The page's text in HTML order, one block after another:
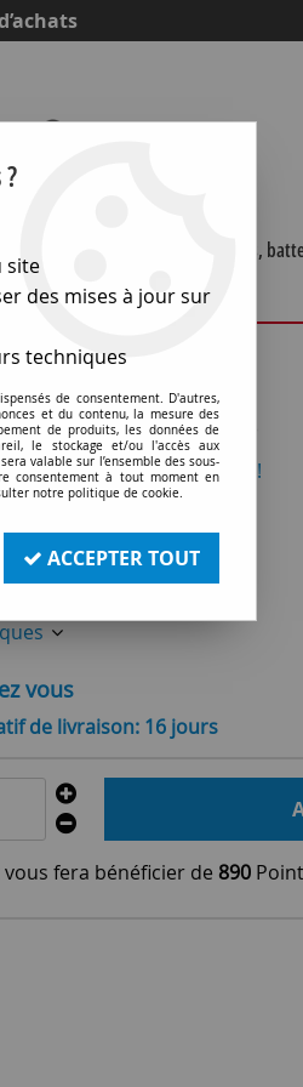
Piles,
pour projection studio video et
200w ddn (130499)
à donner votre avis !
€TTC
vous
de livraison: 16 jours
vous fera bénéficier de 890
site
des mises à jour sur
techniques
de consentement. D'autres,
et du contenu, la mesure des
de produits, les données de
le stockage et/ou l'accès aux
valable sur l’ensemble des sous-
consentement à tout moment en
notre politique de cookie.
ACCEPTER TOUT